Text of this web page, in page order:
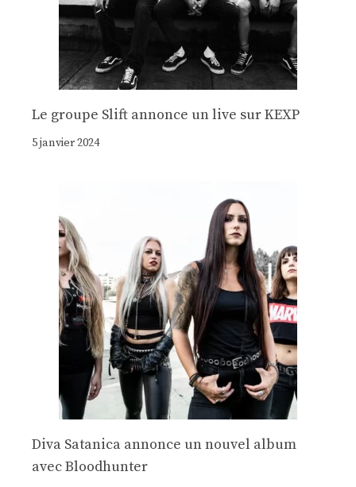
Le groupe Slift annonce un live sur KEXP
5 janvier 2024
Diva Satanica annonce un nouvel album
avec Bloodhunter